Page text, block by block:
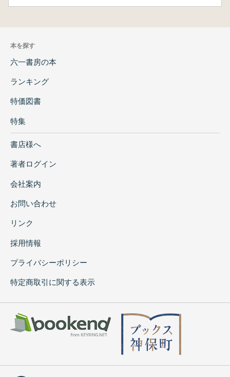
本を探す
六一書房の本
ランキング
特価図書
特集
書店様へ
著者ログイン
会社案内
お問い合わせ
リンク
採用情報
プライバシーポリシー
特定商取引に関する表示